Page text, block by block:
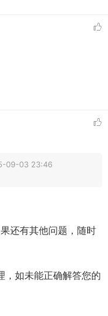
09-03 23:46
还有其他问题，随时
，如未能正确解答您的